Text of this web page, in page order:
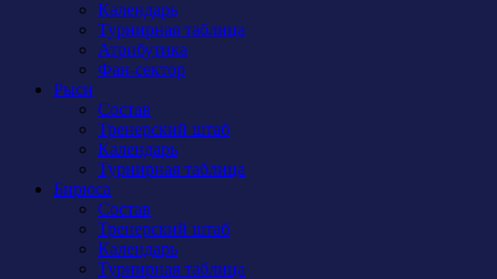
Календарь
Турнирная таблица
Атрибутика
Фан-сектор
Рыси
Состав
Тренерский штаб
Календарь
Турнирная таблица
Бирюса
Состав
Тренерский штаб
Календарь
Турнирная таблица